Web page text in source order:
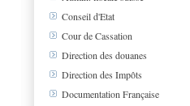
Conseil d'Etat
Cour de Cassation
Direction des douanes
Direction des Impôts
Documentation Française